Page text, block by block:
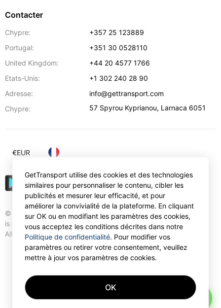
Contacter
Chypre:
+357 25 123889
Portugal:
+351 30 0528110
United Kingdom:
+44 20 4577 1766
Etats-Unis:
+1 302 240 28 90
Adresse:
info@gettransport.com
Chypre:
57 Spyrou Kyprianou, Larnaca 6051
© Gettransport International Limited. GetTransport®
is trademark of Gettransport International Limited.
All rights reserved.
€EUR
GetTransport utilise des cookies et des technologies
similaires pour personnaliser le contenu, cibler les
publicités et mesurer leur efficacité, et pour
améliorer la convivialité de la plateforme. En cliquant
sur OK ou en modifiant les paramètres des cookies,
vous acceptez les conditions décrites dans notre
Politique de confidentialité. Pour modifier vos
paramètres ou retirer votre consentement, veuillez
mettre à jour vos paramètres de cookies.
OK
AI